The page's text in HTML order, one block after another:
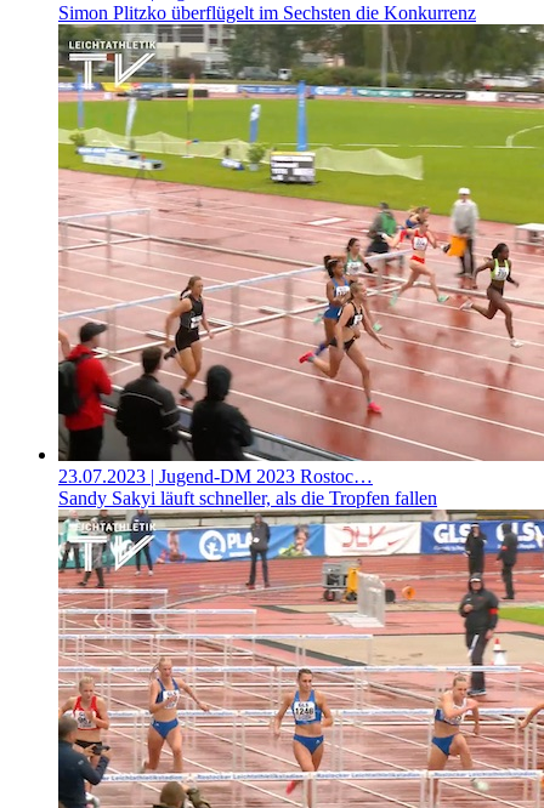
Simon Plitzko überflügelt im Sechsten die Konkurrenz
23.07.2023 | Jugend-DM 2023 Rostoc…
Sandy Sakyi läuft schneller, als die Tropfen fallen